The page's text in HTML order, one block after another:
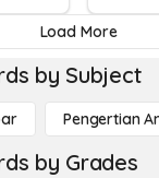
Load More
by Subject
Pengertian
by Grades